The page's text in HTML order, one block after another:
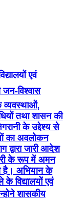
एवं
जन-विश्वास
व्यवस्थाओं,
तथा शासन की
के उद्देश्य से
का अवलोकन
द्वारा जारी आदेश
के रूप में अमन
है। अभियान के
विद्यालयों एवं
शासकीय